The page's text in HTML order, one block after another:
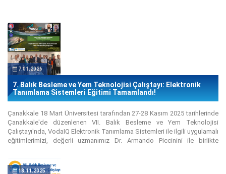
7.01.2026
7. Balık Besleme ve Yem Teknolojisi Çalıştayı: Elektronik
Tanımlama Sistemleri Eğitimi Tamamlandı!
Çanakkale 18 Mart Üniversitesi tarafından 27-28 Kasım 2025 tarihlerinde
Çanakkale'de düzenlenen VII. Balık Besleme ve Yem Teknolojisi
Çalıştayı'nda, VodaIQ Elektronik Tanımlama Sistemleri ile ilgili uygulamalı
eğitimlerimizi, değerli uzmanımız Dr. Armando Piccinini ile birlikte
Ürünleri Araştırmalarında ve Yetiştiriciliğinde Elektronik Markalamanın
Önemi" konusunda da bir sunum yaptı.
18.11.2025